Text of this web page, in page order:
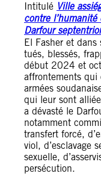
Intitulé Ville
contre
Darfour
El Fasher et dans
tués, blessés,
début 2024 et
affrontements qui
armées
qui leur sont
a dévasté le
notamment
transfert forcé,
viol, d’esclavage
sexuelle,
persécution.